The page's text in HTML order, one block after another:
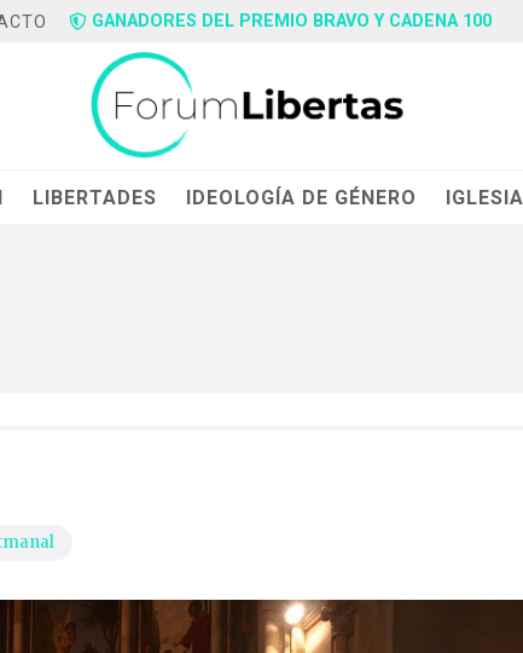
GANADORES DEL PREMIO BRAVO Y CADENA 100
LIBERTADES IDEOLOGÍA DE GÉNERO IGLESIA